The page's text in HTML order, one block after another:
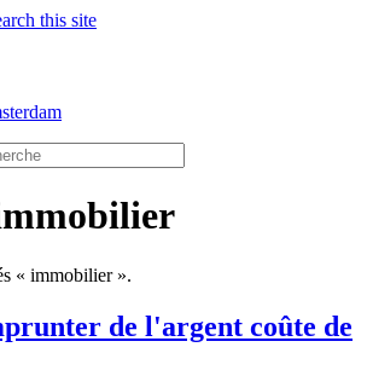
this site
« immobilier ».
de l'argent coûte de